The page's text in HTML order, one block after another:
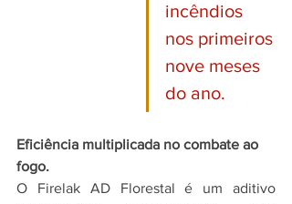
incêndios
nos primeiros
nove meses
do ano.
Eficiência multiplicada no combate ao
fogo.
O Firelak AD Florestal é um aditivo